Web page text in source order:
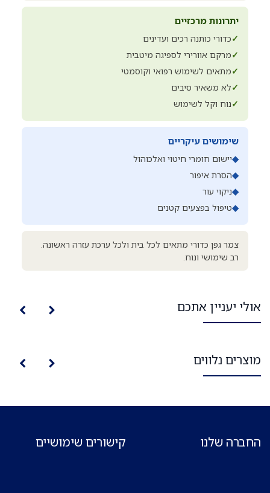
יתרונות מרכזיים
✓כדורי כותנה רכים ועדינים
✓מרקם אוורירי לספיגה מיטבית
✓מתאים לשימוש רפואי וקוסמטי
✓לא משאיר סיבים
✓נוח וקל לשימוש
שימושים עיקריים
◆יישום חומרי חיטוי ואלכוהול
◆הסרת איפור
◆ניקוי עור
◆טיפול בפצעים קטנים
צמר גפן כדורי מתאים לכל בית ולכל ערכת עזרה ראשונה.
רב שימושי ונוח.
אולי יעניין אתכם
מוצרים נלווים
החברה שלנו קישורים שימושיים